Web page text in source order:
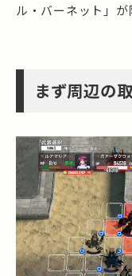
ル・バーネット」が
まず周辺の